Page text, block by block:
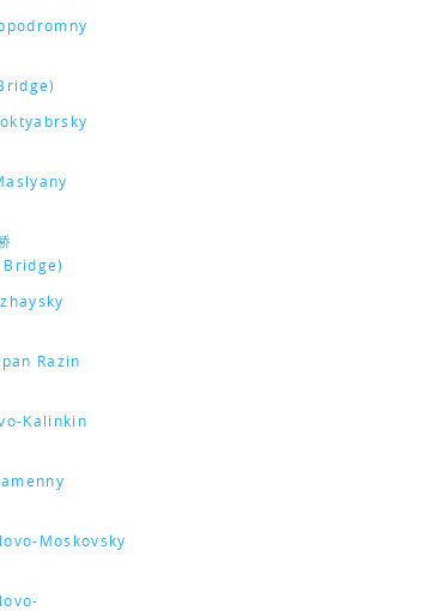
Razin
Kalinkin
Moskovsky